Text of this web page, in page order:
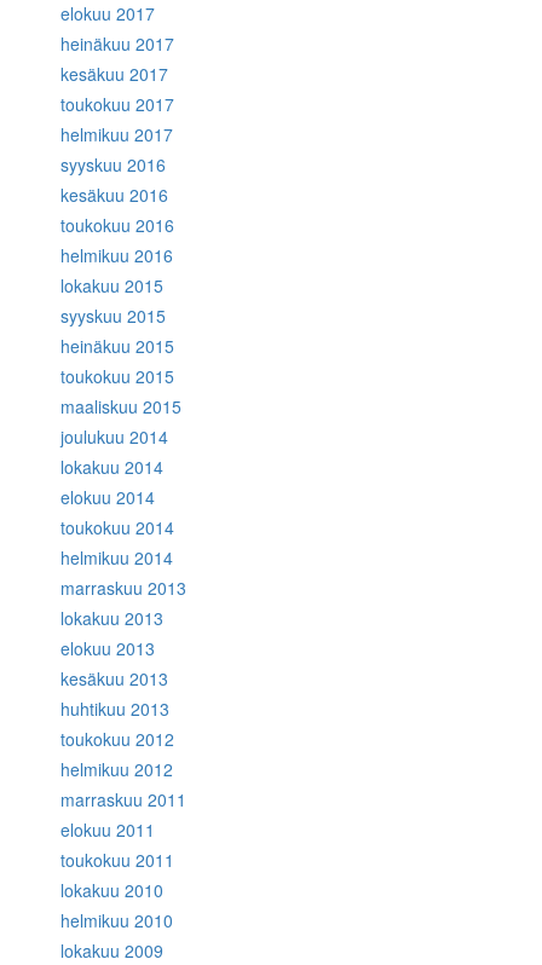
elokuu 2017
heinäkuu 2017
kesäkuu 2017
toukokuu 2017
helmikuu 2017
syyskuu 2016
kesäkuu 2016
toukokuu 2016
helmikuu 2016
lokakuu 2015
syyskuu 2015
heinäkuu 2015
toukokuu 2015
maaliskuu 2015
joulukuu 2014
lokakuu 2014
elokuu 2014
toukokuu 2014
helmikuu 2014
marraskuu 2013
lokakuu 2013
elokuu 2013
kesäkuu 2013
huhtikuu 2013
toukokuu 2012
helmikuu 2012
marraskuu 2011
elokuu 2011
toukokuu 2011
lokakuu 2010
helmikuu 2010
lokakuu 2009